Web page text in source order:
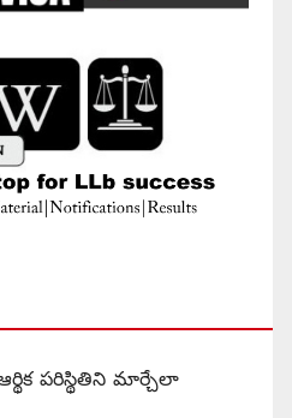
పరిస్థితిని మార్చేలా